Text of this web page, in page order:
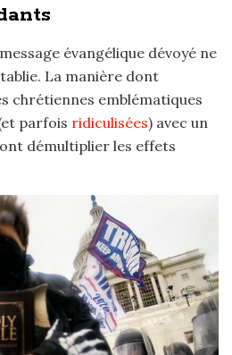
évangélique dévoyé ne
La manière dont
chrétiennes emblématiques
parfois ridiculisées) avec un
démultiplier les effets